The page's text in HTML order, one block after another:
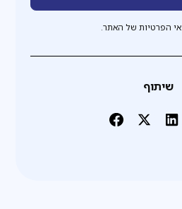
הפרטיות של האתר.
שיתוף